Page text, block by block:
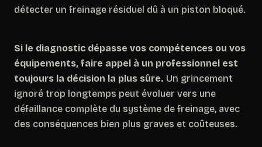
détecter un freinage résiduel dû à un piston bloqué.
Si le diagnostic dépasse vos compétences ou vos
équipements, faire appel à un professionnel est
toujours la décision la plus sûre. Un grincement
ignoré trop longtemps peut évoluer vers une
défaillance complète du système de freinage, avec
des conséquences bien plus graves et coûteuses.